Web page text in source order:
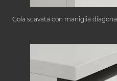
Gola scavata con maniglia diagonal